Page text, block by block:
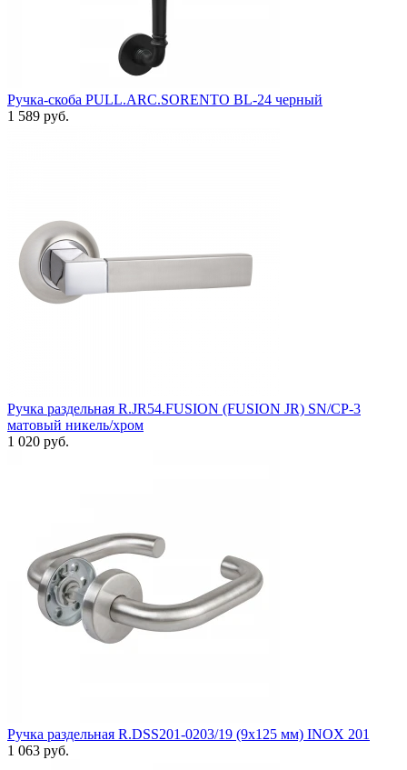
Ручка-скоба PULL.ARC.SORENTO BL-24 черный
1 589 руб.
Ручка раздельная R.JR54.FUSION (FUSION JR) SN/CP-3
матовый никель/хром
1 020 руб.
Ручка раздельная R.DSS201-0203/19 (9х125 мм) INOX 201
1 063 руб.